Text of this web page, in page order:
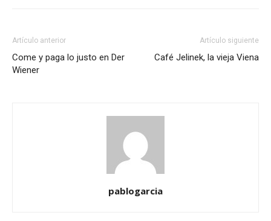
Artículo anterior
Come y paga lo justo en Der
Wiener
Artículo siguiente
Café Jelinek, la vieja Viena
pablogarcia